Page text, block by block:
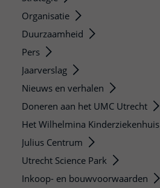
Organisatie
Duurzaamheid
Pers
Jaarverslag
Nieuws en verhalen
Doneren aan het UMC Utrecht
Het Wilhelmina Kinderziekenhuis
Julius Centrum
Utrecht Science Park
Inkoop- en bouwvoorwaarden